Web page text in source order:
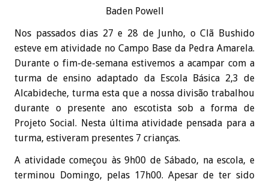
Baden Powell
Nos passados dias 27 e 28 de Junho, o Clã Bushido
esteve em atividade no Campo Base da Pedra Amarela.
Durante o fim-de-semana estivemos a acampar com a
turma de ensino adaptado da Escola Básica 2,3 de
Alcabideche, turma esta que a nossa divisão trabalhou
durante o presente ano escotistasob a forma de
Projeto Social. Nesta últimaatividade pensada para a
turma, estiveram presentes 7 crianças.
A atividadecomeçou às 9h00 de Sábado, na escola, e
terminou Domingo, pelas 17h00. Apesar de ter sido